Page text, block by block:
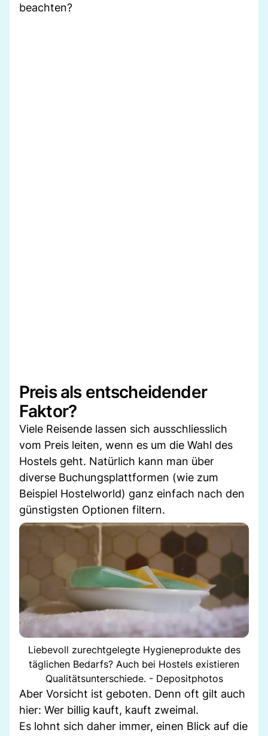
beachten?
Preis als entscheidender
Faktor?
Viele Reisende lassen sich ausschliesslich
vom Preis leiten, wenn es um die Wahl des
Hostels geht. Natürlich kann man über
diverse Buchungsplattformen (wie zum
Beispiel Hostelworld) ganz einfach nach den
günstigsten Optionen filtern.
Liebevoll zurechtgelegte Hygieneprodukte des
täglichen Bedarfs? Auch bei Hostels existieren
Qualitätsunterschiede. - Depositphotos
Aber Vorsicht ist geboten. Denn oft gilt auch
hier: Wer billig kauft, kauft zweimal.
Es lohnt sich daher immer, einen Blick auf die